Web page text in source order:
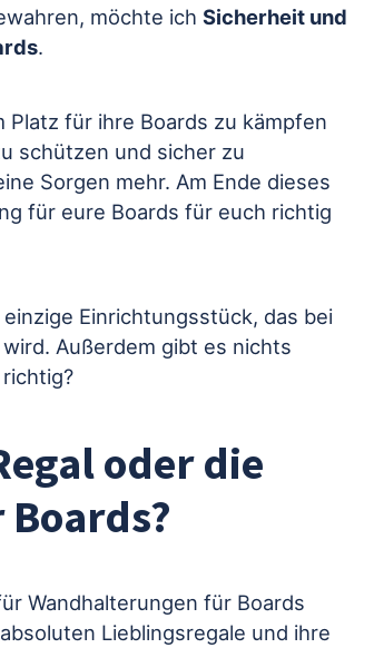
möchte ich Sicherheit und
.
für ihre Boards zu kämpfen
schützen und sicher zu
Sorgen mehr. Am Ende dieses
für eure Boards für euch richtig
Einrichtungsstück, das bei
Außerdem gibt es nichts
oder die
Wandhalterungen für Boards
Lieblingsregale und ihre